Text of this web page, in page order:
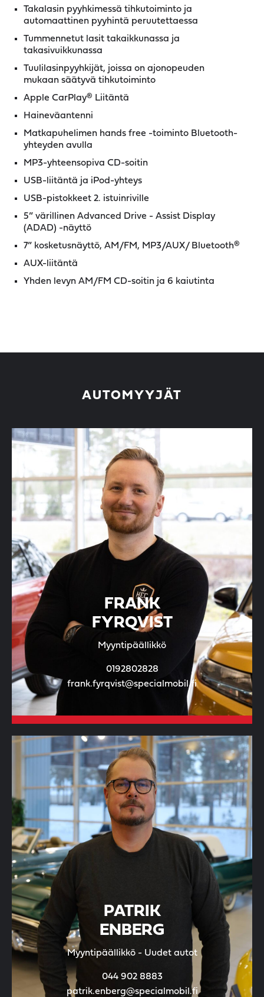
Takalasin pyyhkimessä tihkutoiminto ja
automaattinen pyyhintä peruutettaessa
Tummennetut lasit takaikkunassa ja
takasivuikkunassa
Tuulilasinpyyhkijät, joissa on ajonopeuden
mukaan säätyvä tihkutoiminto
Apple CarPlay® Liitäntä
Haineväantenni
Matkapuhelimen hands free -toiminto Bluetooth-
yhteyden avulla
MP3-yhteensopiva CD-soitin
USB-liitäntä ja iPod-yhteys
USB-pistokkeet 2. istuinriville
5” värillinen Advanced Drive - Assist Display
(ADAD) -näyttö
7” kosketusnäyttö, AM/FM, MP3/AUX/ Bluetooth®
AUX-liitäntä
Yhden levyn AM/FM CD-soitin ja 6 kaiutinta
AUTOMYYJÄT
FRANK
FYRQVIST
Myyntipäällikkö
0192802828
frank.fyrqvist@specialmobil.fi
PATRIK
ENBERG
Myyntipäällikkö - Uudet autot
044 902 8883
patrik.enberg@specialmobil.fi